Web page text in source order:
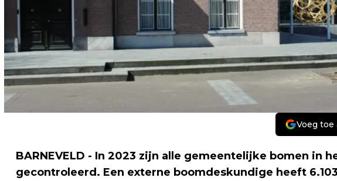
Voeg toe
BARNEVELD - In 2023 zijn alle gemeentelijke bomen in
gecontroleerd. Een externe boomdeskundige heeft